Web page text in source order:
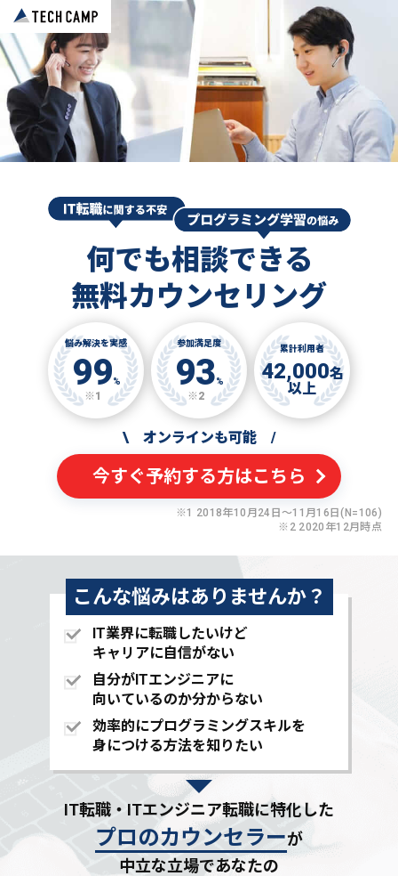
何でも相談できる
無料カウンセリング
悩み解決を実感
99%
※1
参加満足度
93%
※2
累計利用者
42,000名
以上
\ オンラインも可能 /
今すぐ予約する方はこちら
※1 2018年10月24日〜11月16日(N=106)
※2 2020年12月時点
こんな悩みはありませんか？
IT業界に転職したいけど
キャリアに自信がない
自分がITエンジニアに
向いているのか分からない
効率的にプログラミングスキルを
身につける方法を知りたい
IT転職・ITエンジニア転職に特化した
プロのカウンセラーが
中立な立場であなたの